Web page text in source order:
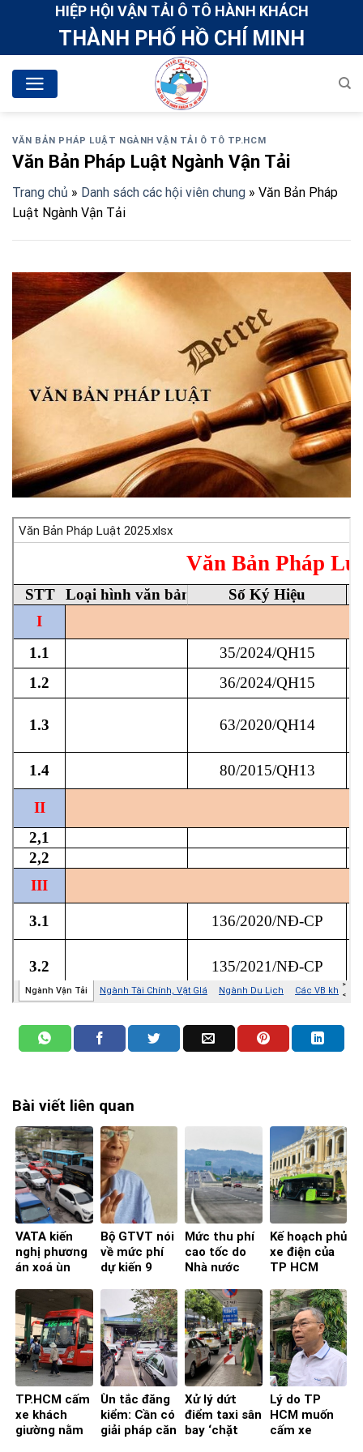
HIỆP HỘI VẬN TẢI Ô TÔ HÀNH KHÁCH
THÀNH PHỐ HỒ CHÍ MINH
VĂN BẢN PHÁP LUẬT NGÀNH VẬN TẢI Ô TÔ TP.HCM
Văn Bản Pháp Luật Ngành Vận Tải
Trang chủ » Danh sách các hội viên chung » Văn Bản Pháp
Luật Ngành Vận Tải
Bài viết liên quan
VATA kiến
nghị phương
án xoá ùn
kiểm cuối
năm
Bộ GTVT nói
về mức phí
dự kiến 9
cao tốc
Mức thu phí
cao tốc do
Nhà nước
vừa phải
Kế hoạch phủ
xe điện của
TP HCM
TP.HCM cấm
xe khách
giường nằm
Ùn tắc đăng
kiểm: Cần có
giải pháp căn
Xử lý dứt
điểm taxi sân
bay ‘chặt
Lý do TP
HCM muốn
cấm xe